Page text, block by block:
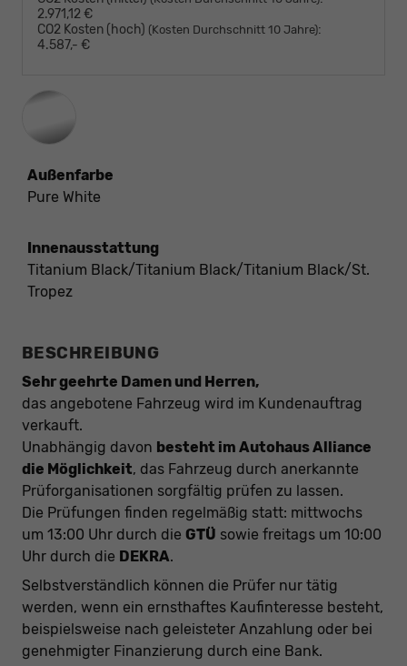
2.971,12 €
CO2 Kosten (hoch) (Kosten Durchschnitt 10 Jahre):
4.587,- €
Außenfarbe
Pure White
Innenausstattung
Titanium Black/Titanium Black/Titanium Black/St.
Tropez
BESCHREIBUNG
Sehr geehrte Damen und Herren,
das angebotene Fahrzeug wird im Kundenauftrag
verkauft.
Unabhängig davon besteht im Autohaus Alliance
die Möglichkeit, das Fahrzeug durch anerkannte
Prüforganisationen sorgfältig prüfen zu lassen.
Die Prüfungen finden regelmäßig statt: mittwochs
um 13:00 Uhr durch die GTÜ sowie freitags um 10:00
Uhr durch die DEKRA.
Selbstverständlich können die Prüfer nur tätig
werden, wenn ein ernsthaftes Kaufinteresse besteht,
beispielsweise nach geleisteter Anzahlung oder bei
genehmigter Finanzierung durch eine Bank.